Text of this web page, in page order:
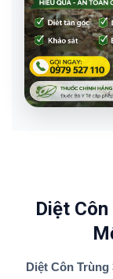
Diệt
Diệt Côn Trùng